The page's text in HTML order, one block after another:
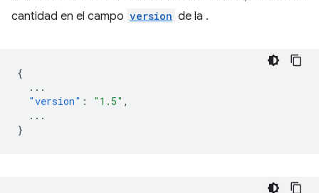
cantidad en el campo version de la .
{
...
"version" : "1.5" ,
...
}